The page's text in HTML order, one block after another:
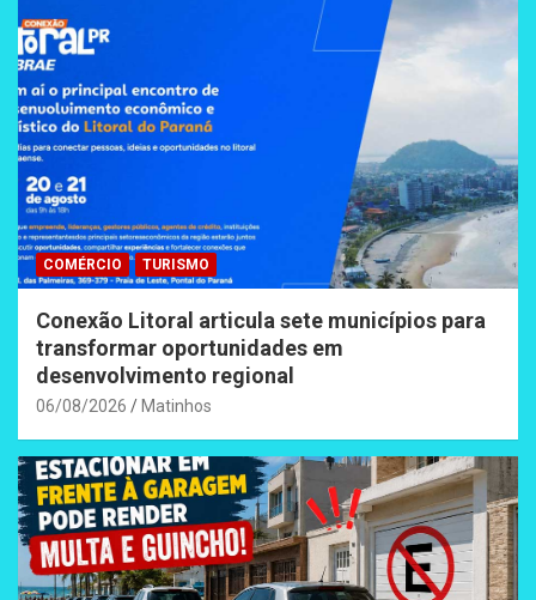
COMÉRCIO TURISMO
Conexão Litoral articula sete municípios para
transformar oportunidades em
desenvolvimento regional
06/08/2026 Matinhos